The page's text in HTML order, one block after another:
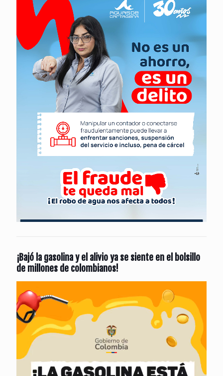
¡Bajó la gasolina y el alivio ya se siente en el bolsillo
de millones de colombianos!
de
vídeo